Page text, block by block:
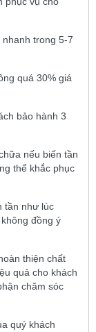
trong 5-7
quá 30% giá
bảo hành 3
nếu biến tần
thể khắc phục
tần như lúc
đồng ý
thiện chất
quả cho khách
chăm sóc
quý khách